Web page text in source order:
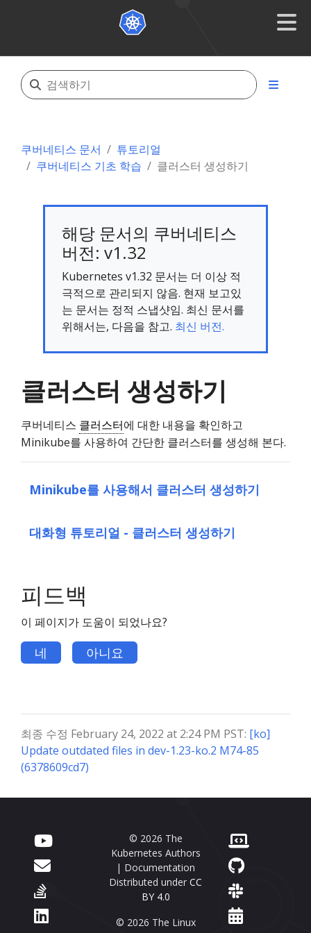
쿠버네티스 문서
튜토리얼
쿠버네티스 기초 학습
클러스터 생성하기
해당 문서의 쿠버네티스
버전: v1.32
Kubernetes v1.32 문서는 더 이상 적
극적으로 관리되지 않음. 현재 보고있
는 문서는 정적 스냅샷임. 최신 문서를
위해서는, 다음을 참고. 최신 버전.
클러스터 생성하기
쿠버네티스 클러스터에 대한 내용을 확인하고
Minikube를 사용하여 간단한 클러스터를 생성해 본다.
Minikube를 사용해서 클러스터 생성하기
대화형 튜토리얼 - 클러스터 생성하기
피드백
이 페이지가 도움이 되었나요?
네 아니요
최종 수정 February 24, 2022 at 2:24 PM PST: [ko]
Update outdated files in dev-1.23-ko.2 M74-85
(6378609cd7)
© 2026 The
Kubernetes Authors
| Documentation
Distributed under CC
BY 4.0
© 2026 The Linux